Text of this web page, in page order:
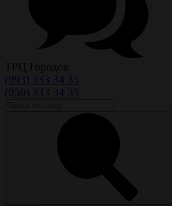
ТРЦ Городок
(093) 333 34 35
(050) 333 34 35